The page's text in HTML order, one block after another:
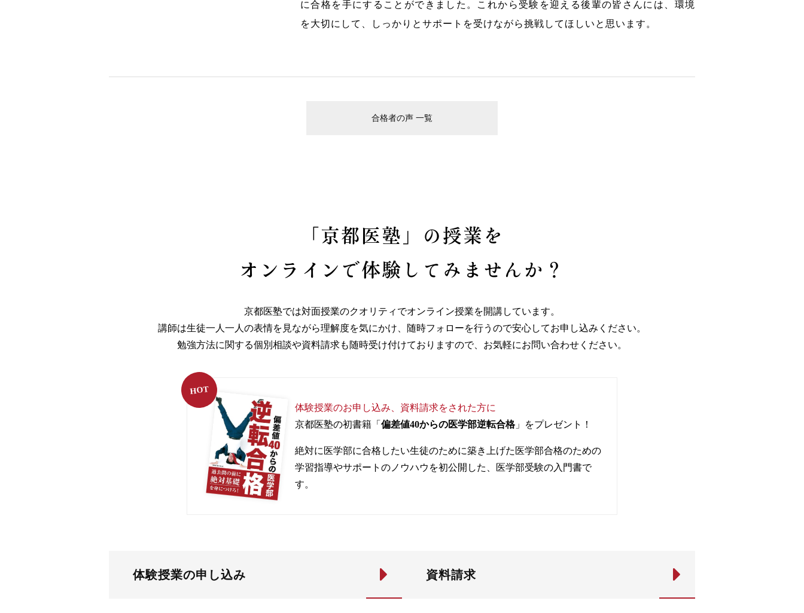
に合格を手にすることができました。これから受験を迎える後輩の皆さんには、環境
を大切にして、しっかりとサポートを受けながら挑戦してほしいと思います。
合格者の声 一覧
「京都医塾」の授業を
オンラインで体験してみませんか？
京都医塾では対面授業のクオリティでオンライン授業を開講しています。
講師は生徒一人一人の表情を見ながら理解度を気にかけ、随時フォローを行うので安心してお申し込みください。
勉強方法に関する個別相談や資料請求も随時受け付けておりますので、お気軽にお問い合わせください。
HOT
体験授業のお申し込み、資料請求をされた方に
京都医塾の初書籍「 偏差値40からの医学部逆転合格」をプレゼント！
絶対に医学部に合格したい生徒のために築き上げた医学部合格のための
学習指導やサポートのノウハウを初公開した、医学部受験の入門書で
す。
体験授業の申し込み 資料請求